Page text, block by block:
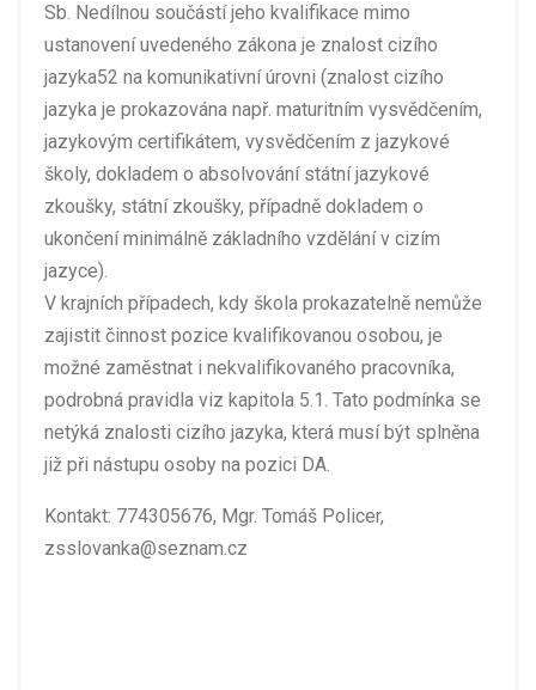
Sb. Nedílnou součástí jeho kvalifikace mimo
ustanovení uvedeného zákona je znalost cizího
jazyka52 na komunikativní úrovni (znalost cizího
jazyka je prokazována např. maturitním vysvědčením,
jazykovým certifikátem, vysvědčením z jazykové
školy, dokladem o absolvování státní jazykové
zkoušky, státní zkoušky, případně dokladem o
ukončení minimálně základního vzdělání v cizím
jazyce).
V krajních případech, kdy škola prokazatelně nemůže
zajistit činnost pozice kvalifikovanou osobou, je
možné zaměstnat i nekvalifikovaného pracovníka,
podrobná pravidla viz kapitola 5.1. Tato podmínka se
netýká znalosti cizího jazyka, která musí být splněna
již při nástupu osoby na pozici DA.
Kontakt: 774305676, Mgr. Tomáš Policer,
zsslovanka@seznam.cz